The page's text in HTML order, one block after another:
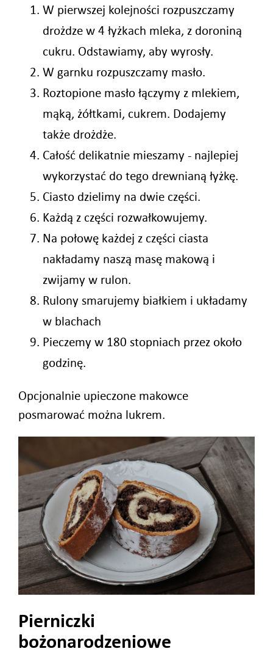
W pierwszej kolejności rozpuszczamy
drożdze w 4 łyżkach mleka, z doroniną
cukru. Odstawiamy, aby wyrosły.
W garnku rozpuszczamy masło.
Roztopione masło łączymy z mlekiem,
mąką, żółtkami, cukrem. Dodajemy
także drożdże.
Całość delikatnie mieszamy - najlepiej
wykorzystać do tego drewnianą łyżkę.
Ciasto dzielimy na dwie części.
Każdą z części rozwałkowujemy.
Na połowę każdej z części ciasta
nakładamy naszą masę makową i
zwijamy w rulon.
Rulony smarujemy białkiem i układamy
w blachach
Pieczemy w 180 stopniach przez około
godzinę.
Opcjonalnie upieczone makowce
posmarować można lukrem.
Pierniczki
bożonarodzeniowe